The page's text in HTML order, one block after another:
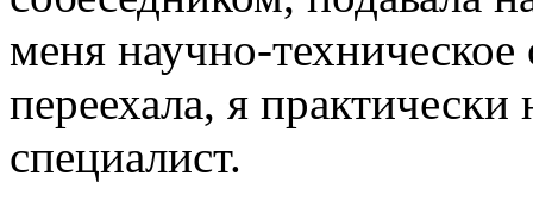
меня научно-
переехала, я практически
специалист.